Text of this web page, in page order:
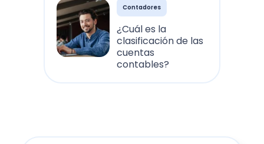
Contadores
¿Cuál es la
clasificación de las
cuentas
contables?